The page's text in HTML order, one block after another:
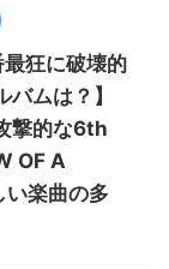
最狂に破壊的
ムは？】
撃的な6th
OF A
い楽曲の多